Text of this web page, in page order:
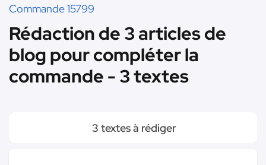
Commande 15799
Rédaction de 3 articles de
blog pour compléter la
commande - 3 textes
3 textes à rédiger